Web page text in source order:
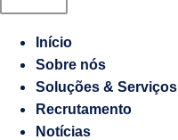
Media
Manifesto
TI
Marketing
Digital
Início
Sobre nós
Soluções & Serviços
Recrutamento
Notícias